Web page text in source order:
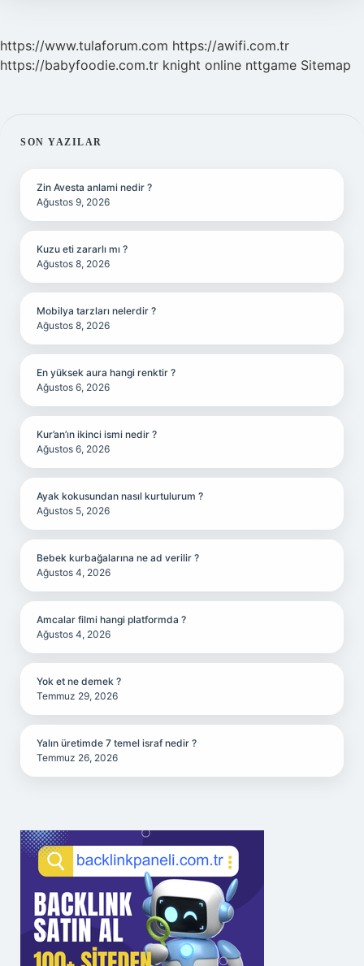
https://www.tulaforum.com https://awifi.com.tr
https://babyfoodie.com.tr knight online nttgame Sitemap
SIDEBAR
SON YAZILAR
Zin Avesta anlami nedir ?
Ağustos 9, 2026
Kuzu eti zararlı mı ?
Ağustos 8, 2026
Mobilya tarzları nelerdir ?
Ağustos 8, 2026
En yüksek aura hangi renktir ?
Ağustos 6, 2026
Kur’an’ın ikinci ismi nedir ?
Ağustos 6, 2026
Ayak kokusundan nasıl kurtulurum ?
Ağustos 5, 2026
Bebek kurbağalarına ne ad verilir ?
Ağustos 4, 2026
Amcalar filmi hangi platformda ?
Ağustos 4, 2026
Yok et ne demek ?
Temmuz 29, 2026
Yalın üretimde 7 temel israf nedir ?
Temmuz 26, 2026